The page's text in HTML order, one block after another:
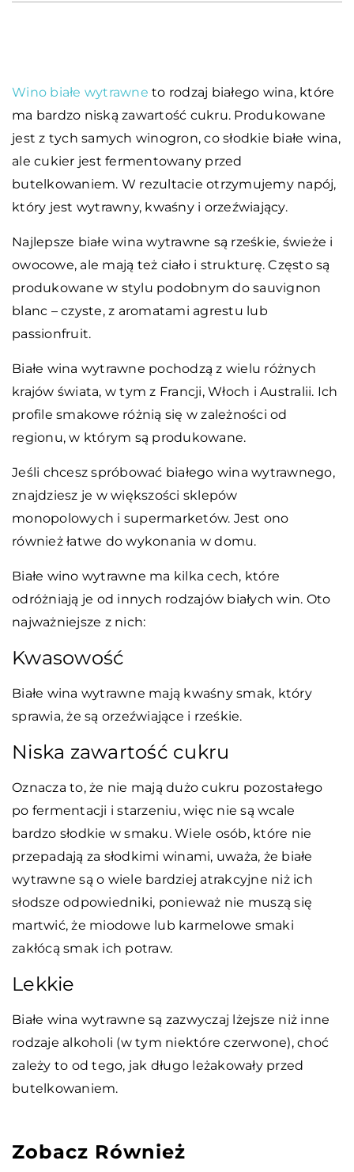
Wino białe wytrawne to rodzaj białego wina, które
ma bardzo niską zawartość cukru. Produkowane
jest z tych samych winogron, co słodkie białe wina,
ale cukier jest fermentowany przed
butelkowaniem. W rezultacie otrzymujemy napój,
który jest wytrawny, kwaśny i orzeźwiający.
Najlepsze białe wina wytrawne są rześkie, świeże i
owocowe, ale mają też ciało i strukturę. Często są
produkowane w stylu podobnym do sauvignon
blanc – czyste, z aromatami agrestu lub
passionfruit.
Białe wina wytrawne pochodzą z wielu różnych
krajów świata, w tym z Francji, Włoch i Australii. Ich
profile smakowe różnią się w zależności od
regionu, w którym są produkowane.
Jeśli chcesz spróbować białego wina wytrawnego,
znajdziesz je w większości sklepów
monopolowych i supermarketów. Jest ono
również łatwe do wykonania w domu.
Białe wino wytrawne ma kilka cech, które
odróżniają je od innych rodzajów białych win. Oto
najważniejsze z nich:
Kwasowość
Białe wina wytrawne mają kwaśny smak, który
sprawia, że są orzeźwiające i rześkie.
Niska zawartość cukru
Oznacza to, że nie mają dużo cukru pozostałego
po fermentacji i starzeniu, więc nie są wcale
bardzo słodkie w smaku. Wiele osób, które nie
przepadają za słodkimi winami, uważa, że białe
wytrawne są o wiele bardziej atrakcyjne niż ich
słodsze odpowiedniki, ponieważ nie muszą się
martwić, że miodowe lub karmelowe smaki
zakłócą smak ich potraw.
Lekkie
Białe wina wytrawne są zazwyczaj lżejsze niż inne
rodzaje alkoholi (w tym niektóre czerwone), choć
zależy to od tego, jak długo leżakowały przed
butelkowaniem.
Zobacz Również